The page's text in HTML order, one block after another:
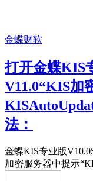
金蝶财软
打开金蝶KIS
V11.0“KIS加
法：
金蝶KIS专业版
加密服务器中提示